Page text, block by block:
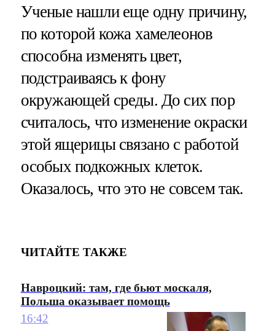
Ученые нашли еще одну причину,
по которой кожа хамелеонов
способна изменять цвет,
подстраиваясь к фону
окружающей среды. До сих пор
считалось, что изменение окраски
этой ящерицы связано с работой
особых подкожных клеток.
Оказалось, что это не совсем так.
ЧИТАЙТЕ ТАКЖЕ
Навроцкий: там, где бьют москаля,
Польша оказывает помощь
16:42